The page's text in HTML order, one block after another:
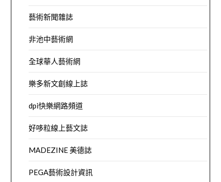
藝術新聞雜誌
非池中藝術網
全球華人藝術網
樂多新文創線上誌
dpi快樂網路頻道
好哆粒線上藝文誌
MADEZINE 美德誌
PEGA藝術設計資訊